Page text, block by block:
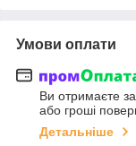
Умови оплати
Ви отримаєте
або гроші
Детальніше